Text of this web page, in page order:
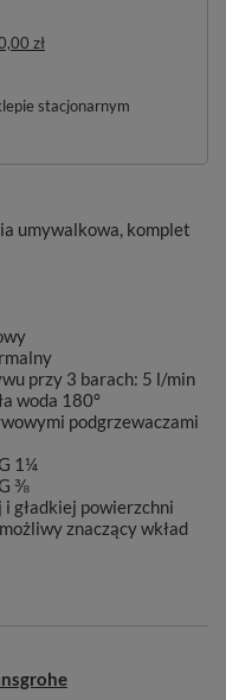
zł
stacjonarnym
umywalkowa, komplet
przy 3 barach: 5 l/min
woda 180°
podgrzewaczami
1¼
⅜
gładkiej powierzchni
znaczący wkład